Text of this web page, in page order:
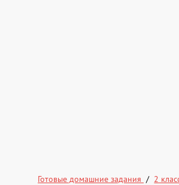
Готовые домашние задания 2